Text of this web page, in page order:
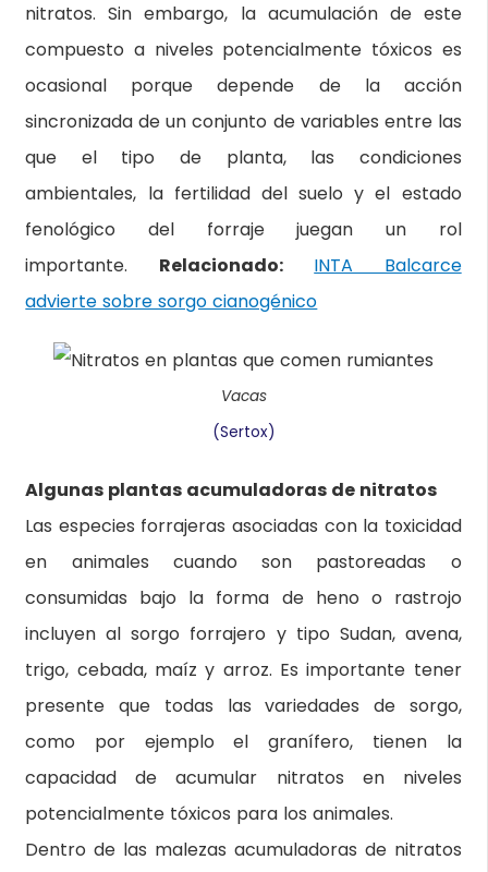
nitratos. Sin embargo, la acumulación de este
compuesto a niveles potencialmente tóxicos es
ocasional porque depende de la acción
sincronizada de un conjunto de variables entre las
que el tipo de planta, las condiciones
ambientales, la fertilidad del suelo y el estado
fenológico del forraje juegan un rol
importante. Relacionado:
INTA Balcarce
advierte sobre sorgo cianogénico
Vacas
(Sertox)
Algunas plantas acumuladoras de nitratos
Las especies forrajeras asociadas con la toxicidad
en animales cuando son pastoreadas o
consumidas bajo la forma de heno o rastrojo
incluyen al sorgo forrajero y tipo Sudan, avena,
trigo, cebada, maíz y arroz. Es importante tener
presente que todas las variedades de sorgo,
como por ejemplo el granífero, tienen la
capacidad de acumular nitratos en niveles
potencialmente tóxicos para los animales.
Dentro de las malezas acumuladoras de nitratos